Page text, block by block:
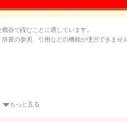
器で読むことに適しています。
書の参照、引用などの機能が使用できません
もっと見る